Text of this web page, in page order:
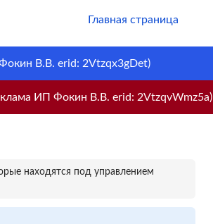
Главная страница
В.В. erid: 2Vtzqx3gDet)
ИП Фокин В.В. erid: 2VtzqvWmz5a)
находятся под управлением